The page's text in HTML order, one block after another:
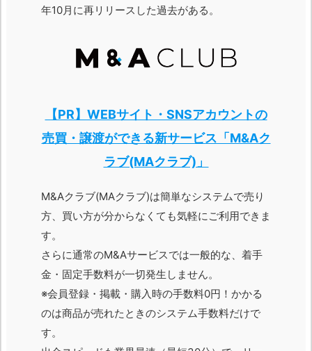
年10月に再リリースした過去がある。
【PR】WEBサイト・SNSアカウントの
売買・譲渡ができる新サービス「M&Aク
ラブ(MAクラブ)」
M&Aクラブ(MAクラブ)は簡単なシステムで売り
方、買い方が分からなくても気軽にご利用できま
す。
さらに通常のM&Aサービスでは一般的な、着手
金・固定手数料が一切発生しません。
※会員登録・掲載・購入時の手数料0円！かかる
のは商品が売れたときのシステム手数料だけで
す。